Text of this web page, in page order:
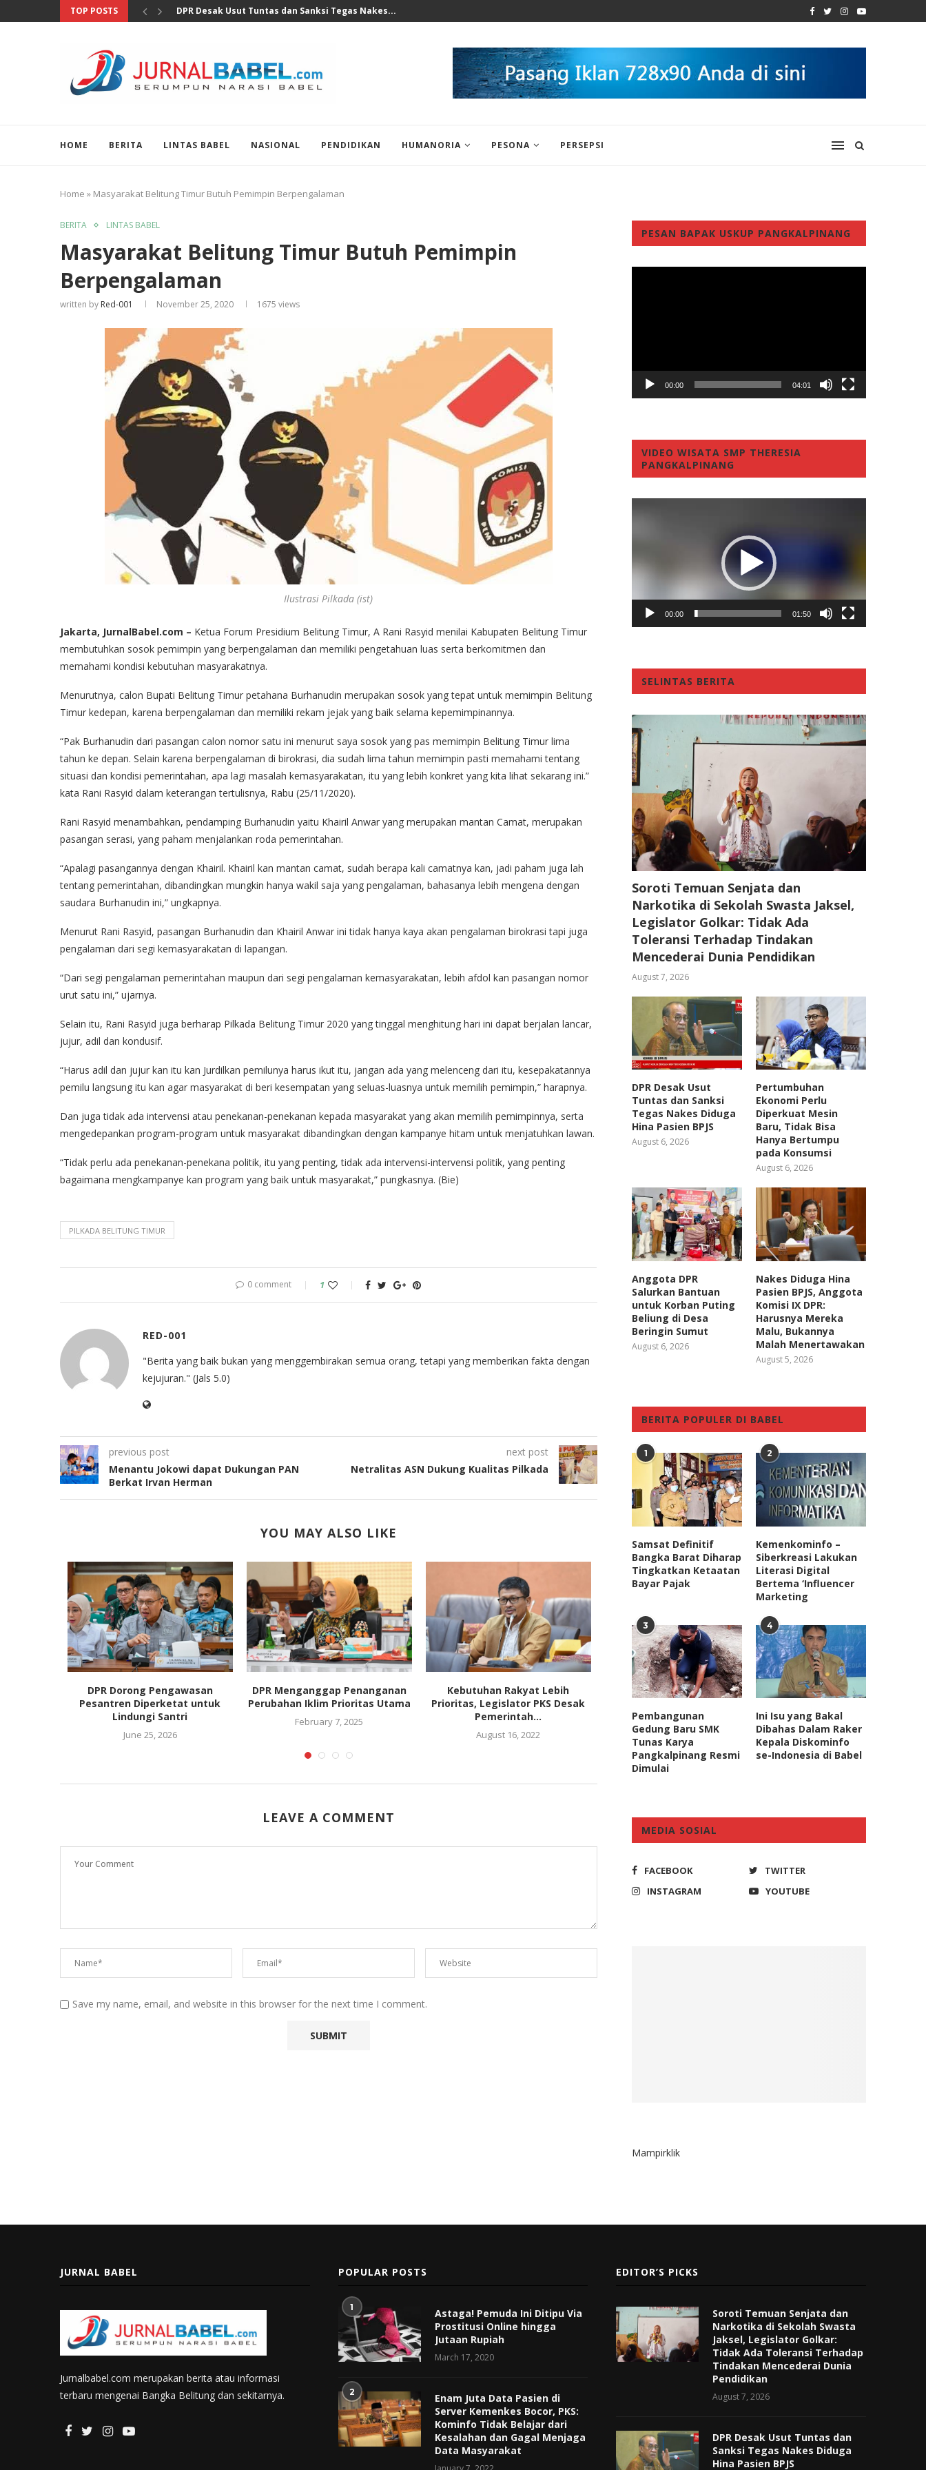
TOP POSTS Pertumbuhan Ekonomi Perlu Diperkuat Mesin Baru, Tidak Bisa...
HOME BERITA LINTAS BABEL NASIONAL PENDIDIKAN HUMANORIA PESONA PERSEPSI
Home » Masyarakat Belitung Timur Butuh Pemimpin Berpengalaman
BERITA LINTAS BABEL
Masyarakat Belitung Timur Butuh Pemimpin
Berpengalaman
written by Red-001 November 25, 2020 1675 views
Ilustrasi Pilkada (ist)
Jakarta, JurnalBabel.com – Ketua Forum Presidium Belitung Timur, A Rani Rasyid menilai Kabupaten Belitung Timur
membutuhkan sosok pemimpin yang berpengalaman dan memiliki pengetahuan luas serta berkomitmen dan
memahami kondisi kebutuhan masyarakatnya.
Menurutnya, calon Bupati Belitung Timur petahana Burhanudin merupakan sosok yang tepat untuk memimpin Belitung
Timur kedepan, karena berpengalaman dan memiliki rekam jejak yang baik selama kepemimpinannya.
“Pak Burhanudin dari pasangan calon nomor satu ini menurut saya sosok yang pas memimpin Belitung Timur lima
tahun ke depan. Selain karena berpengalaman di birokrasi, dia sudah lima tahun memimpin pasti memahami tentang
situasi dan kondisi pemerintahan, apa lagi masalah kemasyarakatan, itu yang lebih konkret yang kita lihat sekarang ini.”
kata Rani Rasyid dalam keterangan tertulisnya, Rabu (25/11/2020).
Rani Rasyid menambahkan, pendamping Burhanudin yaitu Khairil Anwar yang merupakan mantan Camat, merupakan
pasangan serasi, yang paham menjalankan roda pemerintahan.
“Apalagi pasangannya dengan Khairil. Khairil kan mantan camat, sudah berapa kali camatnya kan, jadi paham juga lah
tentang pemerintahan, dibandingkan mungkin hanya wakil saja yang pengalaman, bahasanya lebih mengena dengan
saudara Burhanudin ini,” ungkapnya.
Menurut Rani Rasyid, pasangan Burhanudin dan Khairil Anwar ini tidak hanya kaya akan pengalaman birokrasi tapi juga
pengalaman dari segi kemasyarakatan di lapangan.
“Dari segi pengalaman pemerintahan maupun dari segi pengalaman kemasyarakatan, lebih afdol kan pasangan nomor
urut satu ini,” ujarnya.
Selain itu, Rani Rasyid juga berharap Pilkada Belitung Timur 2020 yang tinggal menghitung hari ini dapat berjalan lancar,
jujur, adil dan kondusif.
“Harus adil dan jujur kan itu kan Jurdilkan pemilunya harus ikut itu, jangan ada yang melenceng dari itu, kesepakatannya
pemilu langsung itu kan agar masyarakat di beri kesempatan yang seluas-luasnya untuk memilih pemimpin,” harapnya.
Dan juga tidak ada intervensi atau penekanan-penekanan kepada masyarakat yang akan memilih pemimpinnya, serta
mengedepankan program-program untuk masyarakat dibandingkan dengan kampanye hitam untuk menjatuhkan lawan.
“Tidak perlu ada penekanan-penekana politik, itu yang penting, tidak ada intervensi-intervensi politik, yang penting
bagaimana mengkampanye kan program yang baik untuk masyarakat,” pungkasnya. (Bie)
PILKADA BELITUNG TIMUR
0 comment 1
RED-001
"Berita yang baik bukan yang menggembirakan semua orang, tetapi yang memberikan fakta dengan
kejujuran." (Jals 5.0)
previous post
Menantu Jokowi dapat Dukungan PAN
Berkat Irvan Herman
next post
Netralitas ASN Dukung Kualitas Pilkada
YOU MAY ALSO LIKE
DPR Dorong Pengawasan
Pesantren Diperketat untuk
Lindungi Santri
June 25, 2026
DPR Menganggap Penanganan
Perubahan Iklim Prioritas Utama
February 7, 2025
Kebutuhan Rakyat Lebih
Prioritas, Legislator PKS Desak
Pemerintah...
August 16, 2022
DPR Kebut Revisi UU BUMN Untuk
January 30, 2025
DPR Usul Calon Anggota
October 14, 2021
LEAVE A COMMENT
Save my name, email, and website in this browser for the next time I comment.
PESAN BAPAK USKUP PANGKALPINANG
00:00 04:01
VIDEO WISATA SMP THERESIA
PANGKALPINANG
00:00 01:50
SELINTAS BERITA
Soroti Temuan Senjata dan
Narkotika di Sekolah Swasta Jaksel,
Legislator Golkar: Tidak Ada
Toleransi Terhadap Tindakan
Mencederai Dunia Pendidikan
August 7, 2026
DPR Desak Usut
Tuntas dan Sanksi
Tegas Nakes Diduga
Hina Pasien BPJS
August 6, 2026
Pertumbuhan
Ekonomi Perlu
Diperkuat Mesin
Baru, Tidak Bisa
Hanya Bertumpu
pada Konsumsi
August 6, 2026
Anggota DPR
Salurkan Bantuan
untuk Korban Puting
Beliung di Desa
Beringin Sumut
August 6, 2026
Nakes Diduga Hina
Pasien BPJS, Anggota
Komisi IX DPR:
Harusnya Mereka
Malu, Bukannya
Malah Menertawakan
August 5, 2026
BERITA POPULER DI BABEL
1
Samsat Definitif
Bangka Barat Diharap
Tingkatkan Ketaatan
Bayar Pajak
2
Kemenkominfo –
Siberkreasi Lakukan
Literasi Digital
Bertema ‘Influencer
Marketing
3
Pembangunan
Gedung Baru SMK
Tunas Karya
Pangkalpinang Resmi
Dimulai
4
Ini Isu yang Bakal
Dibahas Dalam Raker
Kepala Diskominfo
se-Indonesia di Babel
MEDIA SOSIAL
FACEBOOK
TWITTER
INSTAGRAM
YOUTUBE
Mampirklik
JURNAL BABEL
Jurnalbabel.com merupakan berita atau informasi
terbaru mengenai Bangka Belitung dan sekitarnya.
POPULAR POSTS
1
Astaga! Pemuda Ini Ditipu Via
Prostitusi Online hingga
Jutaan Rupiah
March 17, 2020
2
Enam Juta Data Pasien di
Server Kemenkes Bocor, PKS:
Kominfo Tidak Belajar dari
Kesalahan dan Gagal Menjaga
Data Masyarakat
EDITOR’S PICKS
Soroti Temuan Senjata dan
Narkotika di Sekolah Swasta
Jaksel, Legislator Golkar:
Tidak Ada Toleransi Terhadap
Tindakan Mencederai Dunia
Pendidikan
August 7, 2026
DPR Desak Usut Tuntas dan
Sanksi Tegas Nakes Diduga
Hina Pasien BPJS